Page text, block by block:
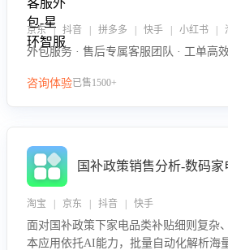
京东 | 抖音 | 拼多多 | 快手 | 小红书 |
外包服务 · 售后专属客服团队 · 工单高
咨询体验已售1500+
国补政策销售分析-数码
淘宝 | 京东 | 抖音 | 快手
面对国补政策下家电品类补贴细则复杂
本应用依托AI能力，批量自动化解析海